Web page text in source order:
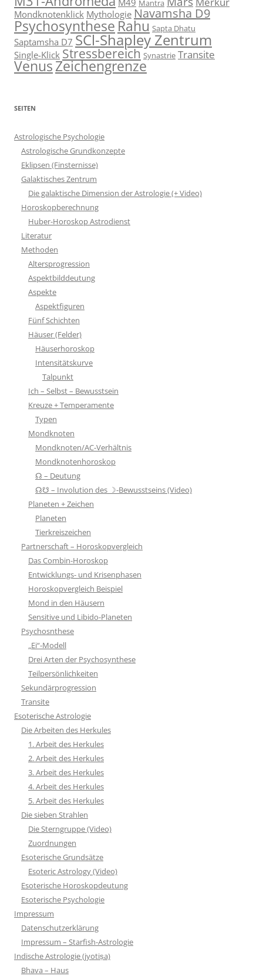
Mantra
Mondknotenklick Mythologie Navamsha D9
Psychosynthese Rahu Sapta Dhatu
Saptamsha D7 SCl-Shapley Zentrum
Single-Klick Stressbereich Synastrie Transite
VenusZeichengrenze
SEITEN
Astrologische Psychologie
Astrologische Grundkonzepte
Eklipsen (Finsternisse)
Galaktisches Zentrum
Die galaktische Dimension der Astrologie (+ Video)
Horoskopberechnung
Huber-Horoskop Astrodienst
Literatur
Methoden
Altersprogression
Aspektbilddeutung
Aspekte
Aspektfiguren
Fünf Schichten
Häuser (Felder)
Häuserhoroskop
Intensitätskurve
Talpunkt
Ich – Selbst – Bewusstsein
Kreuze + Temperamente
Typen
Mondknoten
Mondknoten/AC-Verhältnis
Mondknotenhoroskop
☊ – Deutung
☊☋ – Involution des ☽-Bewusstseins (Video)
Planeten + Zeichen
Planeten
Tierkreiszeichen
Partnerschaft – Horoskopvergleich
Das Combin-Horoskop
Entwicklungs- und Krisenphasen
Horoskopvergleich Beispiel
Mond in den Häusern
Sensitive und Libido-Planeten
Psychosnthese
„Ei“-Modell
Drei Arten der Psychosynthese
Teilpersönlichkeiten
Sekundärprogression
Transite
Esoterische Astrologie
Die Arbeiten des Herkules
1. Arbeit des Herkules
2. Arbeit des Herkules
3. Arbeit des Herkules
4. Arbeit des Herkules
5. Arbeit des Herkules
Die sieben Strahlen
Die Sterngruppe (Video)
Zuordnungen
Esoterische Grundsätze
Esoteric Astrology (Video)
Esoterische Horoskopdeutung
Esoterische Psychologie
Impressum
Datenschutzerklärung
Impressum – Starfish-Astrologie
Indische Astrologie (jyotiṣa)
Bhava – Haus